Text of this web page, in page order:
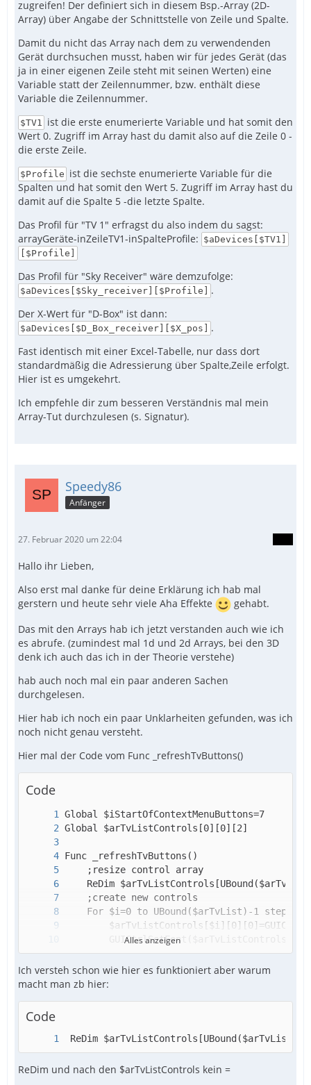
["Restart","telnet command
zugreifen! Der definiert sich in diesem Bsp.-Array (2D-
Array) über Angabe der Schnittstelle von Zeile und Spalte.
Damit du nicht das Array nach dem zu verwendenden
Gerät durchsuchen musst, haben wir für jedes Gerät (das
ja in einer eigenen Zeile steht mit seinen Werten) eine
Variable statt der Zeilennummer, bzw. enthält diese
Variable die Zeilennummer.
$TV1
ist die erste enumerierte Variable und hat somit den
Wert 0. Zugriff im Array hast du damit also auf die Zeile 0 -
die erste Zeile.
$Profile ist die sechste enumerierte Variable für die
Spalten und hat somit den Wert 5. Zugriff im Array hast du
damit auf die Spalte 5 -die letzte Spalte.
Das Profil für "TV 1" erfragst du also indem du sagst:
arrayGeräte-inZeileTV1-inSpalteProfile: $aDevices[$TV1]
[$Profile]
Das Profil für "Sky Receiver" wäre demzufolge:
$aDevices[$Sky_receiver][$Profile]
.
Der X-Wert für "D-Box" ist dann:
$aDevices[$D_Box_receiver][$X_pos]
.
Fast identisch mit einer Excel-Tabelle, nur dass dort
standardmäßig die Adressierung über Spalte,Zeile erfolgt.
Hier ist es umgekehrt.
Ich empfehle dir zum besseren Verständnis mal mein
Array-Tut durchzulesen (s. Signatur).
Speedy86
Anfänger
27. Februar 2020 um 22:04
Hallo ihr Lieben,
Also erst mal danke für deine Erklärung ich hab mal
gerstern und heute sehr viele Aha Effekte
gehabt.
Das mit den Arrays hab ich jetzt verstanden auch wie ich
es abrufe. (zumindest mal 1d und 2d Arrays, bei den 3D
denk ich auch das ich in der Theorie verstehe)
hab auch noch mal ein paar anderen Sachen
durchgelesen.
Hier hab ich noch ein paar Unklarheiten gefunden, was ich
noch nicht genau versteht.
Hier mal der Code vom Func _refreshTvButtons()
Code
Alles anzeigen
Ich versteh schon wie hier es funktioniert aber warum
macht man zb hier:
Code
ReDim
ReDim und nach den $arTvListControls kein =